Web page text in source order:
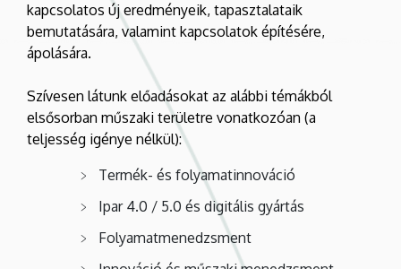
kapcsolatos új eredményeik, tapasztalataik
bemutatására, valamint kapcsolatok építésére,
ápolására.
Szívesen látunk előadásokat az alábbi témákból
elsősorban műszaki területre vonatkozóan (a
teljesség igénye nélkül):
Termék- és folyamatinnováció
Ipar 4.0 / 5.0 és digitális gyártás
Folyamatmenedzsment